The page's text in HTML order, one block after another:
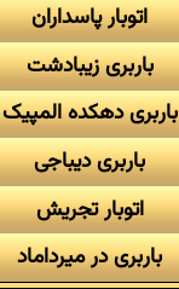
اتوبار پاسداران
باربری زیبادشت
باربری دهکده المپیک
باربری دیباجی
اتوبار تجریش
باربری در میرداماد